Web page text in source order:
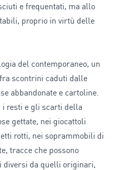
e frequentati, ma allo
proprio in virtù delle
del contemporaneo, un
scontrini caduti dalle
abbandonate e cartoline.
i resti e gli scarti della
gettate, nei giocattoli
rotti, nei soprammobili di
tracce che possono
da quelli originari,